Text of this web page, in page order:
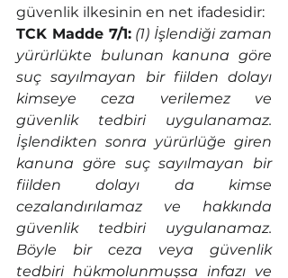
güvenlik ilkesinin en net ifadesidir:
TCK Madde 7/1: (1) İşlendiği zaman
yürürlükte bulunan kanuna göre
suç sayılmayan bir fiilden dolayı
kimseye ceza verilemez ve
güvenlik tedbiri uygulanamaz.
İşlendikten sonra yürürlüğe giren
kanuna göre suç sayılmayan bir
fiilden dolayı da kimse
cezalandırılamaz ve hakkında
güvenlik tedbiri uygulanamaz.
Böyle bir ceza veya güvenlik
tedbiri hükmolunmuşsa infazı ve